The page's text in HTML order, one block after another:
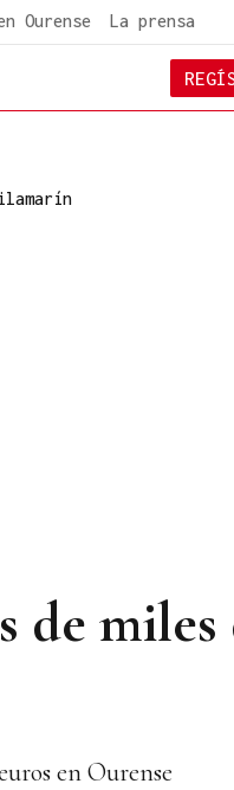
Ourense La prensa
de miles
en Ourense